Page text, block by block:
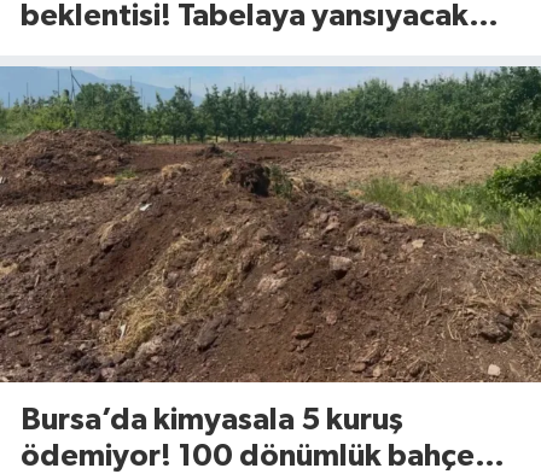
beklentisi! Tabelaya yansıyacak
Bursa’da kimyasala 5 kuruş
ödemiyor! 100 dönümlük bahçede